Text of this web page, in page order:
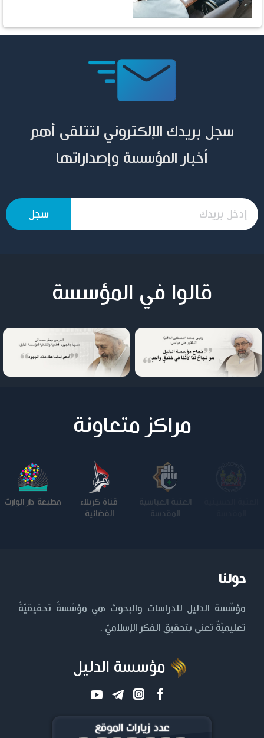
سجل بريدك الإلكتروني لتتلقى أهم
أخبار المؤسسة وإصداراتها
قالوا في المؤسسة
مراكز متعاونة
العتبة العباسية
المقدسة
قناة كربلاء
الفضائية
مطبعة دار الوارث
حولنا
مؤسّسة الدليل للدراسات والبحوث هي مؤسّسةٌ تحقيقيّةٌ
تعليميّةٌ تعنى بتحقيق الفكر الإسلاميّ .
مؤسسة الدليل
عدد زيارات الموقع